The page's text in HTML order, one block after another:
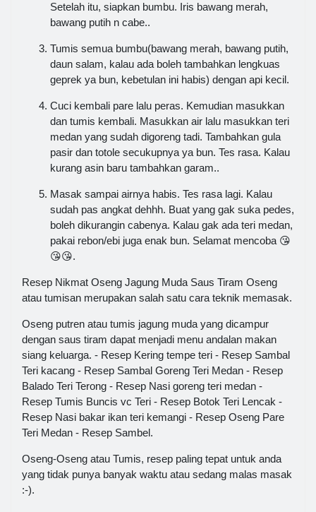
Setelah itu, siapkan bumbu. Iris bawang merah,
bawang putih n cabe..
Tumis semua bumbu(bawang merah, bawang putih,
daun salam, kalau ada boleh tambahkan lengkuas
geprek ya bun, kebetulan ini habis) dengan api kecil.
Cuci kembali pare lalu peras. Kemudian masukkan
dan tumis kembali. Masukkan air lalu masukkan teri
medan yang sudah digoreng tadi. Tambahkan gula
pasir dan totole secukupnya ya bun. Tes rasa. Kalau
kurang asin baru tambahkan garam..
Masak sampai airnya habis. Tes rasa lagi. Kalau
sudah pas angkat dehhh. Buat yang gak suka pedes,
boleh dikurangin cabenya. Kalau gak ada teri medan,
pakai rebon/ebi juga enak bun. Selamat mencoba 😘
😘😘.
Resep Nikmat Oseng Jagung Muda Saus Tiram Oseng
atau tumisan merupakan salah satu cara teknik memasak.
Oseng putren atau tumis jagung muda yang dicampur
dengan saus tiram dapat menjadi menu andalan makan
siang keluarga. - Resep Kering tempe teri - Resep Sambal
Teri kacang - Resep Sambal Goreng Teri Medan - Resep
Balado Teri Terong - Resep Nasi goreng teri medan -
Resep Tumis Buncis vc Teri - Resep Botok Teri Lencak -
Resep Nasi bakar ikan teri kemangi - Resep Oseng Pare
Teri Medan - Resep Sambel.
Oseng-Oseng atau Tumis, resep paling tepat untuk anda
yang tidak punya banyak waktu atau sedang malas masak
:-).